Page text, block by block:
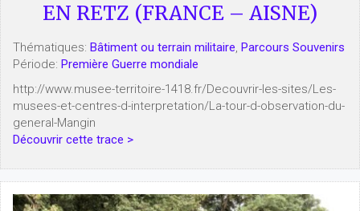
EN RETZ (FRANCE – AISNE)
Thématiques: Bâtiment ou terrain militaire, Parcours Souvenirs
Période: Première Guerre mondiale
http://www.musee-territoire-1418.fr/Decouvrir-les-sites/Les-
musees-et-centres-d-interpretation/La-tour-d-observation-du-
general-Mangin
Découvrir cette trace >